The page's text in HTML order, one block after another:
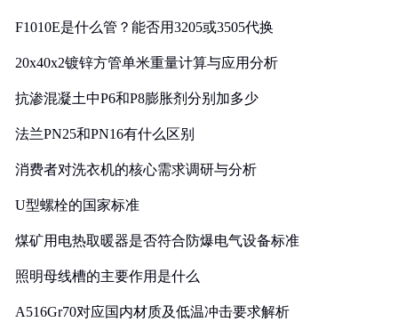
F1010E是什么管？能否用3205或3505代换
20x40x2镀锌方管单米重量计算与应用分析
抗渗混凝土中P6和P8膨胀剂分别加多少
法兰PN25和PN16有什么区别
消费者对洗衣机的核心需求调研与分析
U型螺栓的国家标准
煤矿用电热取暖器是否符合防爆电气设备标准
照明母线槽的主要作用是什么
A516Gr70对应国内材质及低温冲击要求解析